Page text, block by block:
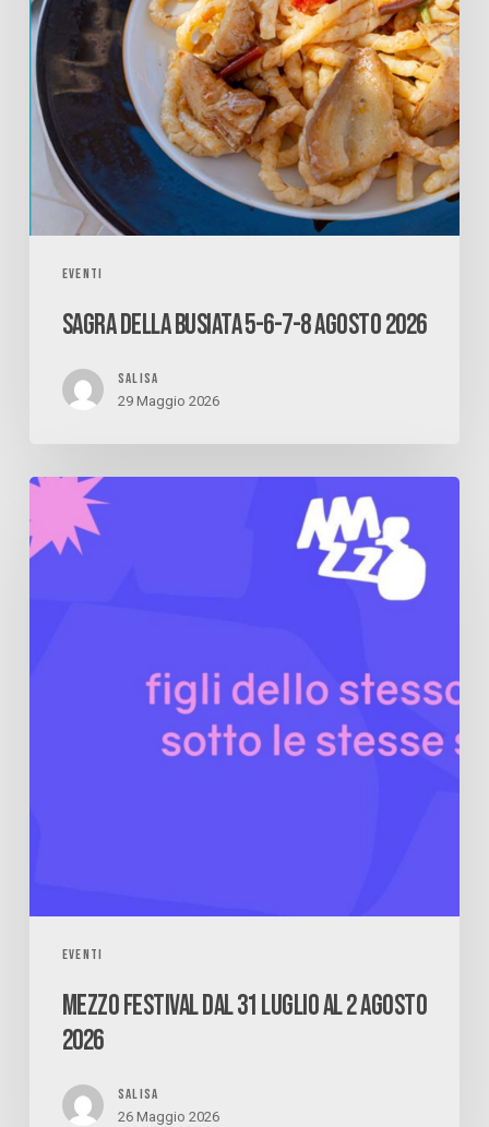
EVENTI
SAGRA DELLA BUSIATA 5-6-7-8 AGOSTO 2026
SALISA
29 Maggio 2026
EVENTI
MEZZO FESTIVAL DAL 31 LUGLIO AL 2 AGOSTO
2026
SALISA
26 Maggio 2026